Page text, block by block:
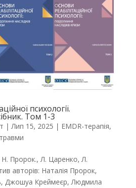
психології.
Том 1-3
|Лип 15, 2025 | EMDR-терапія,
Н. Пророк., Л. Царенко, Л.
авторів: Наталія Пророк,
Джошуа Креймеєр, Людмила